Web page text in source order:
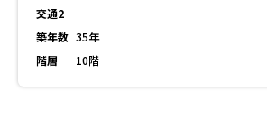
交通2
築年数 35年
階層
10階